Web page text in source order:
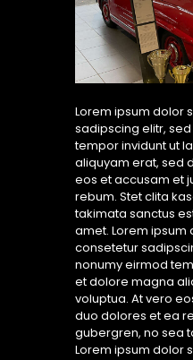
Lorem ipsum dolor
sadipscing elitr,
tempor invidunt ut
aliquyam erat, sed
eos et accusam et
rebum. Stet clita
takimata sanctus
amet. Lorem ipsum
consetetur
nonumy eirmod
et dolore magna
voluptua. At vero
duo dolores et ea
gubergren, no sea
Lorem ipsum dolor